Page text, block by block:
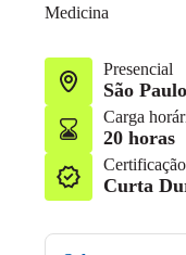
Medicina
Presencial
São Paulo
Carga
20 horas
Certificação
Curta